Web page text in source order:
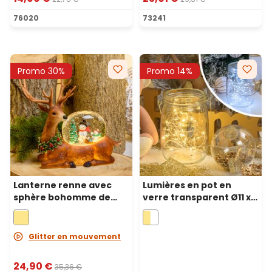
76020
73241
Promo 30%
Lanterne renne avec
sphère bohomme de
neige, glitter scintillant,
h 26 cm, led blanc chaud
Glitter en mouvement
24,90 € 35,36 €
Promo 14%
Lumières en pot en
verre transparent Ø11 x h
15,5 cm, 80 MicroLED
blanc chaud et froid à